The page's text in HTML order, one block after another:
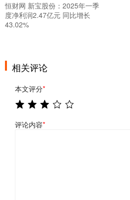
恒财网 新宝股份：2025年一季
度净利润2.47亿元 同比增长
43.02%
相关评论
本文评分*
评论内容*